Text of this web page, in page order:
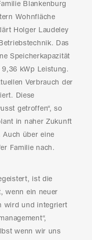
Blankenburg
Wohnfläche
Holger Laudeley
Das
Speicherkapazität
kWp Leistung.
Verbrauch der
Diese
getroffen“, so
in naher Zukunft
Auch über eine
Familie nach.
ist die
wenn ein neuer
wird und integriert
wenn wir uns